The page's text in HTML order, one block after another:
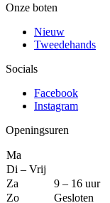
Onze boten
Nieuw
Tweedehands
Socials
Facebook
Instagram
Openingsuren
Ma
Di – Vrij
Za
9 – 16 uur
Zo
Gesloten